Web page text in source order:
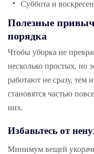
Суббота и
Полезные
порядка
Чтобы уборка не
несколько простых,
работают не сразу, тем
становятся частью
них.
Избавьтесь от
Минимум вещей